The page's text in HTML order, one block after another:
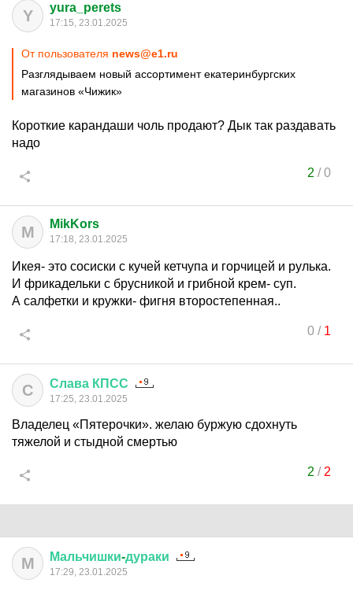
Y yura_perets
17:15, 23.01.2025
От пользователя news@e1.ru
Разглядываем новый ассортимент екатеринбургских
магазинов «Чижик»
Короткие карандаши чоль продают? Дык так раздавать
надо
2 /0
M MikKors
17:18, 23.01.2025
Икея- это сосиски с кучей кетчупа и горчицей и рулька.
И фрикадельки с брусникой и грибной крем- суп.
А салфетки и кружки- фигня второстепенная..
0/ 1
С Слава КПСС
17:25, 23.01.2025
Владелец «Пятерочки». желаю буржую сдохнуть
тяжелой и стыдной смертью
2 / 2
М Мальчишки-дураки
17:29, 23.01.2025